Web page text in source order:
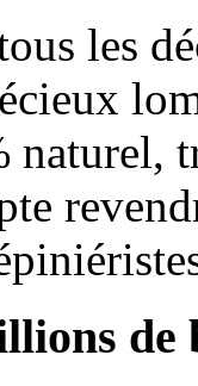
les
naturel,
de